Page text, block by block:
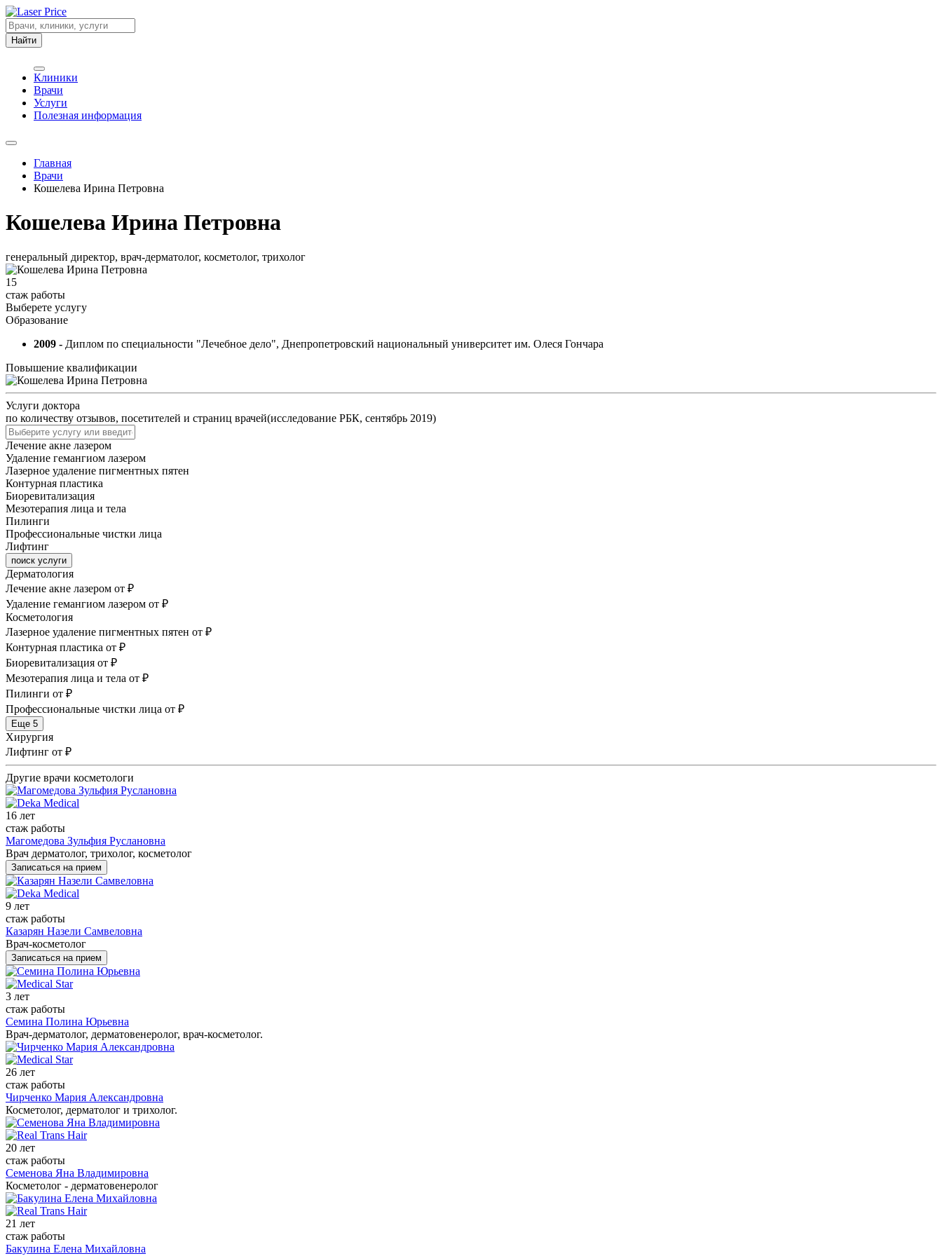
Найти
Клиники
Врачи
Услуги
Полезная информация
Главная
Врачи
Кошелева Ирина Петровна
Кошелева Ирина Петровна
генеральный директор, врач-дерматолог, косметолог, трихолог
15
стаж работы
Выберете услугу
Образование
2009 - Диплом по специальности "Лечебное дело", Днепропетровский национальный университет им. Олеся Гончара
Повышение квалификации
Услуги доктора
по количеству отзывов, посетителей и страниц врачей(исследование РБК, сентябрь 2019)
Лечение акне лазером
Удаление гемангиом лазером
Лазерное удаление пигментных пятен
Контурная пластика
Биоревитализация
Мезотерапия лица и тела
Пилинги
Профессиональные чистки лица
Лифтинг
поиск услуги
Дерматология
Лечение акне лазером от ₽
Удаление гемангиом лазером от ₽
Косметология
Лазерное удаление пигментных пятен от ₽
Контурная пластика от ₽
Биоревитализация от ₽
Мезотерапия лица и тела от ₽
Пилинги от ₽
Профессиональные чистки лица от ₽
Еще 5
Хирургия
Лифтинг от ₽
Другие врачи косметологи
16 лет
стаж работы
Магомедова Зульфия Руслановна
Врач дерматолог, трихолог, косметолог
Записаться на прием
9 лет
стаж работы
Казарян Назели Самвеловна
Врач-косметолог
Записаться на прием
3 лет
стаж работы
Семина Полина Юрьевна
Врач-дерматолог, дерматовенеролог, врач-косметолог.
26 лет
стаж работы
Чирченко Мария Александровна
Косметолог, дерматолог и трихолог.
20 лет
стаж работы
Семенова Яна Владимировна
Косметолог - дерматовенеролог
21 лет
стаж работы
Бакулина Елена Михайловна